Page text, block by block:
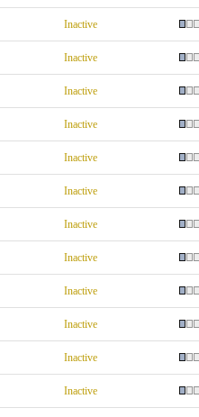
Inactive
Inactive
Inactive
Inactive
Inactive
Inactive
Inactive
Inactive
Inactive
Inactive
Inactive
Inactive